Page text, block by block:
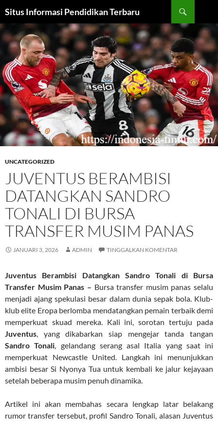
Situs Informasi Pendidikan Terbaru
ISI
UNCATEGORIZED
JUVENTUS BERAMBISI
DATANGKAN SANDRO
TONALI DI BURSA
TRANSFER MUSIM PANAS
JANUARI 3, 2026 ADMIN TINGGALKAN KOMENTAR
Juventus Berambisi Datangkan Sandro Tonali di Bursa
Transfer Musim Panas – Bursa transfer musim panas selalu
menjadi ajang spekulasi besar dalam dunia sepak bola. Klub-
klub elite Eropa berlomba mendatangkan pemain terbaik demi
memperkuat skuad mereka. Kali ini, sorotan tertuju pada
Juventus, yang dikabarkan siap mengejar tanda tangan
Sandro Tonali, gelandang serang asal Italia yang saat ini
memperkuat Newcastle United. Langkah ini menunjukkan
ambisi besar Si Nyonya Tua untuk kembali ke jalur kejayaan
setelah beberapa musim penuh dinamika.
Artikel ini akan membahas secara lengkap latar belakang
rumor transfer tersebut, profil Sandro Tonali, alasan Juventus